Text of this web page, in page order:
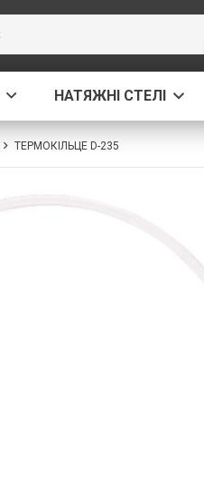
НАТЯЖНІ СТЕЛІ
ТЕРМОКІЛЬЦЕ D-235